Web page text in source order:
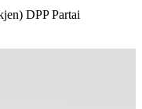
DPP Partai